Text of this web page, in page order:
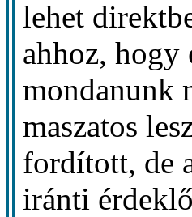
lehet
ahhoz, hogy
mondanunk
maszatos
fordított, de
iránti